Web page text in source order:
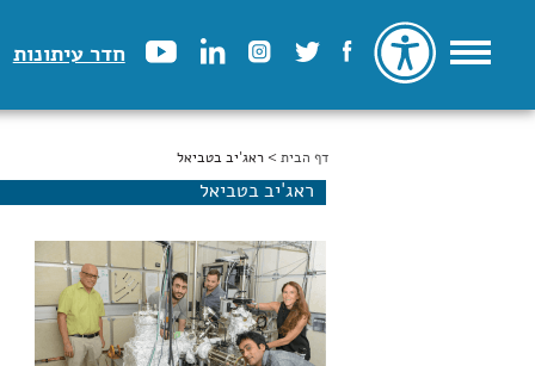
חדר עיתונות
הינך נמצא כאן
דף הבית > ראג'יב בטביאל
ראג'יב בטביאל